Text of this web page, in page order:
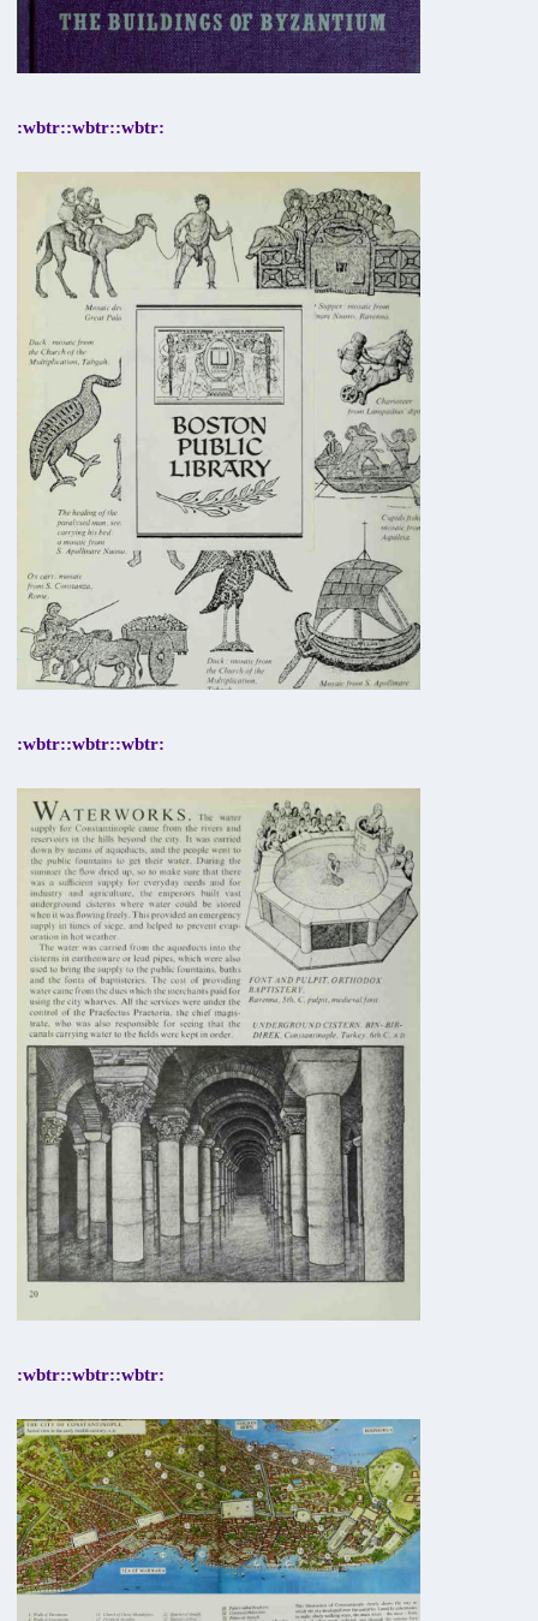
:wbtr::wbtr::wbtr:
:wbtr::wbtr::wbtr:
:wbtr::wbtr::wbtr: